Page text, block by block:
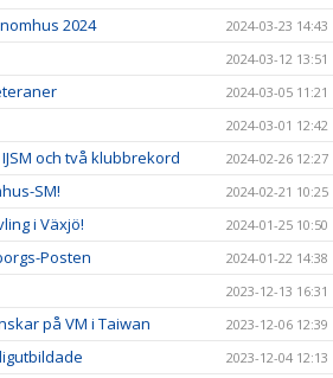
2024 2024-03-23 14:43
2024-03-12 13:51
2024-03-05 11:21
2024-03-01 12:42
och två klubbrekord 2024-02-26 12:27
SM! 2024-02-21 10:25
i Växjö! 2024-01-25 10:50
Posten 2024-01-22 14:38
2023-12-13 16:31
på VM i Taiwan 2023-12-06 12:39
2023-12-04 12:13